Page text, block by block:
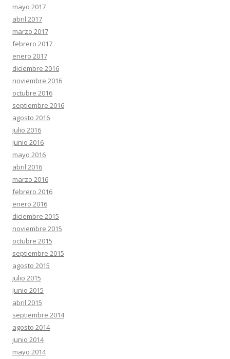
mayo 2017
abril 2017
marzo 2017
febrero 2017
enero 2017
diciembre 2016
noviembre 2016
octubre 2016
septiembre 2016
agosto 2016
julio 2016
junio 2016
mayo 2016
abril 2016
marzo 2016
febrero 2016
enero 2016
diciembre 2015
noviembre 2015
octubre 2015
septiembre 2015
agosto 2015
julio 2015
junio 2015
abril 2015
septiembre 2014
agosto 2014
junio 2014
mayo 2014